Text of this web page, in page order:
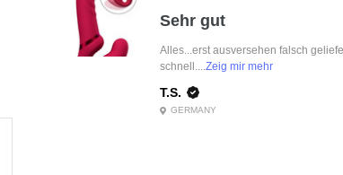
Sehr gut
Alles...erst ausversehen falsch
schnell....Zeig mir mehr
T.S.
GERMANY